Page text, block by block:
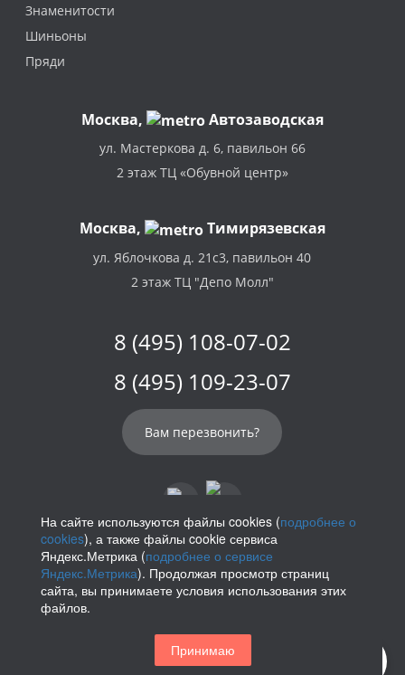
Знаменитости
Шиньоны
Пряди
Москва, Автозаводская
ул. Мастеркова д. 6, павильон 66
2 этаж ТЦ «Обувной центр»
Москва, Тимирязевская
ул. Яблочкова д. 21с3, павильон 40
2 этаж ТЦ "Депо Молл"
8 (495) 108-07-02
8 (495) 109-23-07
Вам перезвонить?
info@parikof.ru
Политика конфиденциальности
Магазин париков — Parikof. 2026
На сайте используются файлы cookies (подробнее о
cookies), а также файлы cookie сервиса
Яндекс.Метрика (подробнее о сервисе
Яндекс.Метрика). Продолжая просмотр страниц
сайта, вы принимаете условия использования этих
файлов.
Принимаю